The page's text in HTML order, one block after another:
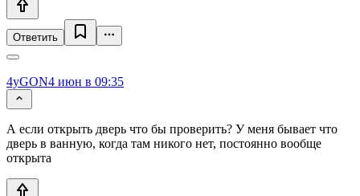
Ответить
4yGON4 июн в 09:35
А если открыть дверь что бы проверить? У меня бывает что
дверь в ванную, когда там никого нет, постоянно вообще
открыта